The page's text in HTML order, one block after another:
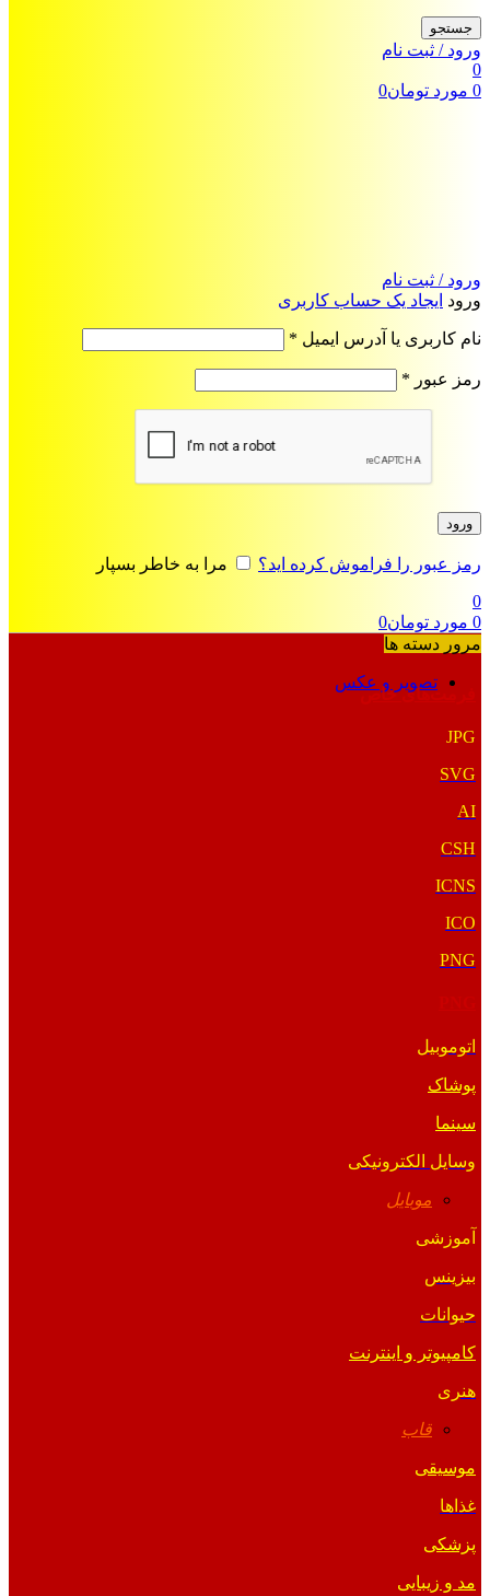
جستجو
ورود / ثبت نام
0
0 مورد تومان0
ورود / ثبت نام
ورود ایجاد یک حساب کاربری
نام کاربری یا آدرس ایمیل *
رمز عبور *
ورود
رمز عبور را فراموش کرده اید؟
مرا به خاطر بسپار
0
0 مورد تومان0
مرور دسته ها
تصویر و عکس
فرمت‌های خاص
JPG
SVG
AI
CSH
ICNS
ICO
PNG
اتوموبیل
پوشاک
سینما
وسایل الکترونیکی
موبایل
آموزشی
بیزینس
حیوانات
کامپیوتر و اینترنت
هنری
قاب
موسیقی
غذاها
پزشکی
مد و زیبایی